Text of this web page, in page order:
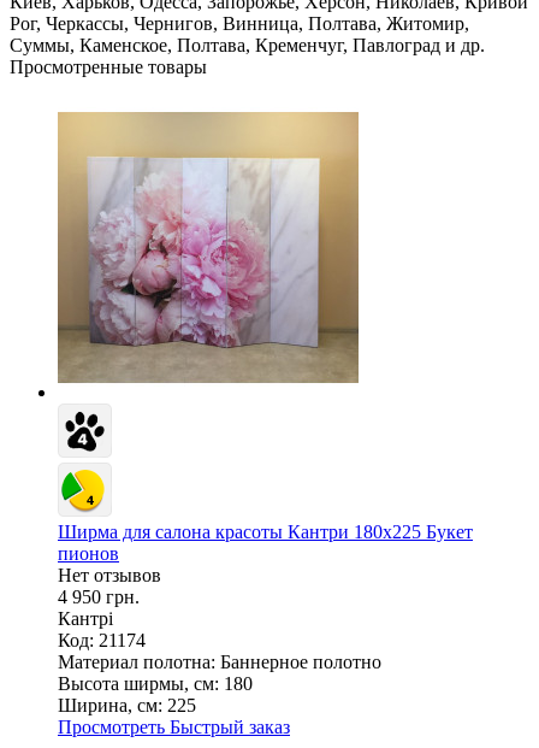
Рог, Черкассы, Чернигов, Винница, Полтава, Житомир,
Суммы, Каменское, Полтава, Кременчуг, Павлоград и др.
Просмотренные товары
Ширма для салона красоты Кантри 180х225 Букет
пионов
Нет отзывов
4 950 грн.
Кантрі
Код: 21174
Материал полотна: Баннерное полотно
Высота ширмы, см: 180
Ширина, см: 225
Просмотреть Быстрый заказ